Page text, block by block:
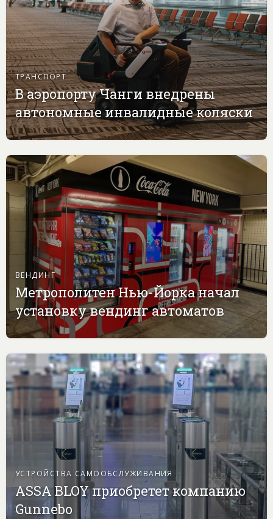
ТРАНСПОРТ
В аэропорту Чанги внедрены
автономные инвалидные коляски
ВЕНДИНГ
Метрополитен Нью-Йорка начал
установку вендинг автоматов
УСТРОЙСТВА САМООБСЛУЖИВАНИЯ
ASSA BLOY приобретет компанию
Gunnebo